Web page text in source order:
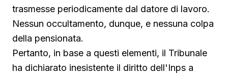
trasmesse periodicamente dal datore di lavoro.
Nessun occultamento, dunque, e nessuna colpa
della pensionata.
Pertanto, in base a questi elementi, il Tribunale
ha dichiarato inesistente il diritto dell'Inps a